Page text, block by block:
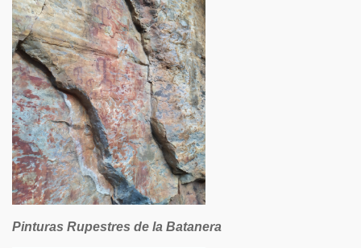
Pinturas Rupestres de la Batanera